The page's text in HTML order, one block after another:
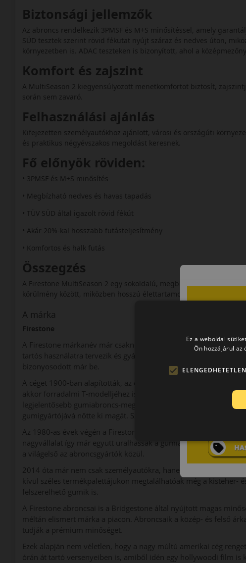
Biztonsági jellemzők
Az abroncs rendelkezik 3PMSF és M+S minősítéssel, amely
SÜD tesztek szerint rövid fékutat nyújt száraz és nedves úton,
környezetben is. ADAC teszteken is bizonyított, ahol a
Komfort és zajszint
A MultiSeason 2 kiegyensúlyozott menetkomfortot biztosít,
során sem zavaró.
Felhasználási ajánlás
Kifejezetten személyautókhoz ajánlott, városi és országúti
és praktikus négyévszakos megoldást keresnek.
Fő előnyök röviden:
• 3PMSF és M+S minősítés
• Megbízható nedves és havas tapadás
• TÜV SÜD által igazolt rövid fékút
• Akár 20%-kal hosszabb futásteljesítmény
• Komfortos és halk futás
Összegzés
A Firestone MultiSeason 2 egy sokoldalú, megbízható
körülmény között, miközben hosszú élettartamot és komfortos
A márka
Firestone
A Firestone márkanév már csaknem 120 éve a minőséggel és a
tartós használatra tervezik és gyártják. A kategóriájában szinte
bizonyosodott már be.
A céget 1900-ban alapították, az egyesült államokbeli Ohióban.
akkor forradalmi T-modelljéhez is Firestone abroncsokat
legjelentősebb gumiabroncs-megrendelését. Az 1950-es évek
gumigyártójává nőtte ki magát. Számos Formula 1-es és Indy
Az 1980-as évek végén a Firestone és a japán Bridgestone
nagyvállalat így már együtt uralhassák a gumiabroncspiacot.
a világelső az abroncsgyártók közül.
2014 óta már nem csak személyautókra, hanem SUV-okra is
kívül széles termékpalettájukon megtalálhatóak még a kisteher-
felszerelhető gumik is.
A Firestone abroncsai is a Bridgestone által nyújtott magas
méltán elismert márka a piacon. Abroncsaik a közép- és felső
tudják a prémium minőséget.
Ezek alapján nem véletlen, hogy a nagy múltú amerikai cég
órán át tartó versenyeiben is, amiből idén egy hollywoodi film is
Ez a weboldal
Ön hozzájárul az